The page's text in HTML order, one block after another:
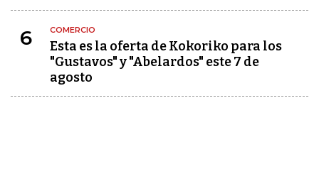
6 COMERCIO
Esta es la oferta de Kokoriko para los
"Gustavos" y "Abelardos" este 7 de
agosto